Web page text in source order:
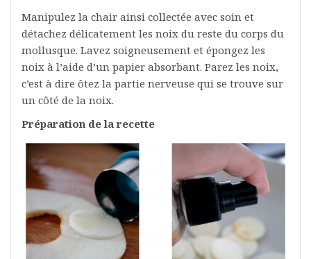
Manipulez la chair ainsi collectée avec soin et
détachez délicatement les noix du reste du corps du
mollusque. Lavez soigneusement et épongez les
noix à l’aide d’un papier absorbant. Parez les noix,
c’est à dire ôtez la partie nerveuse qui se trouve sur
un côté de la noix.
Préparation de la recette